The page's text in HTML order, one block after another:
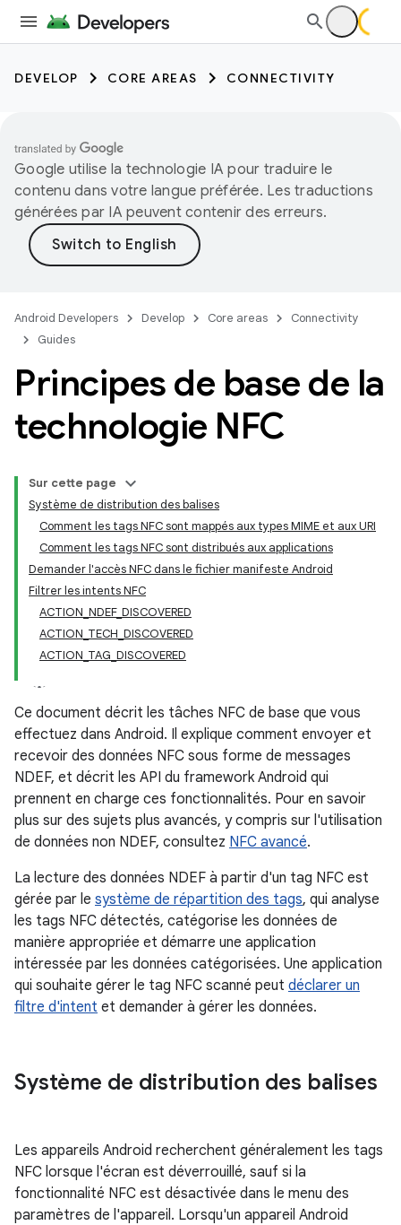
DEVELOP CORE AREAS CONNECTIVITY
Google utilise la technologie IA pour traduire le
contenu dans votre langue préférée. Les traductions
générées par IA peuvent contenir des erreurs.
Android Developers Develop Core areas
Connectivity
Guides
Principes de base de la
technologie NFC
Sur cette page
Système de distribution des balises
Comment les tags NFC sont mappés aux types MIME et aux URI
Comment les tags NFC sont distribués aux applications
Demander l'accès NFC dans le fichier manifeste Android
Filtrer les intents NFC
ACTION_NDEF_DISCOVERED
ACTION_TECH_DISCOVERED
ACTION_TAG_DISCOVERED
Ce document décrit les tâches NFC de base que vous
effectuez dans Android. Il explique comment envoyer et
recevoir des données NFC sous forme de messages
NDEF, et décrit les API du framework Android qui
prennent en charge ces fonctionnalités. Pour en savoir
plus sur des sujets plus avancés, y compris sur l'utilisation
de données non NDEF, consultez NFC avancé.
La lecture des données NDEF à partir d'un tag NFC est
gérée par le système de répartition des tags, qui analyse
les tags NFC détectés, catégorise les données de
manière appropriée et démarre une application
intéressée par les données catégorisées. Une application
qui souhaite gérer le tag NFC scanné peut déclarer un
filtre d'intent et demander à gérer les données.
Système de distribution des balises
Les appareils Android recherchent généralement les tags
NFC lorsque l'écran est déverrouillé, sauf si la
fonctionnalité NFC est désactivée dans le menu des
paramètres de l'appareil. Lorsqu'un appareil Android